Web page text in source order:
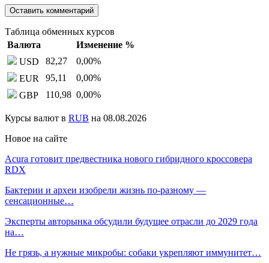
Таблица обменных курсов
Валюта
Изменение %
USD
82,27 0,00%
EUR
95,11 0,00%
GBP
110,98 0,00%
Курсы валют в RUB на 08.08.2026
Новое на сайте
Acura готовит предвестника нового гибридного кроссовера
RDX
Бактерии и археи изобрели жизнь по-разному —
сенсационные…
Эксперты авторынка обсудили будущее отрасли до 2029 года
на…
Не грязь, а нужные микробы: собаки укрепляют иммунитет…